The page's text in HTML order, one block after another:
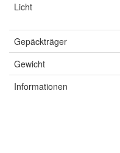
Licht
Gepäckträger
Gewicht
Informationen